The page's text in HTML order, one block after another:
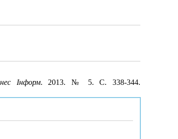
Інформ. 2013. № 5. С. 338-344.